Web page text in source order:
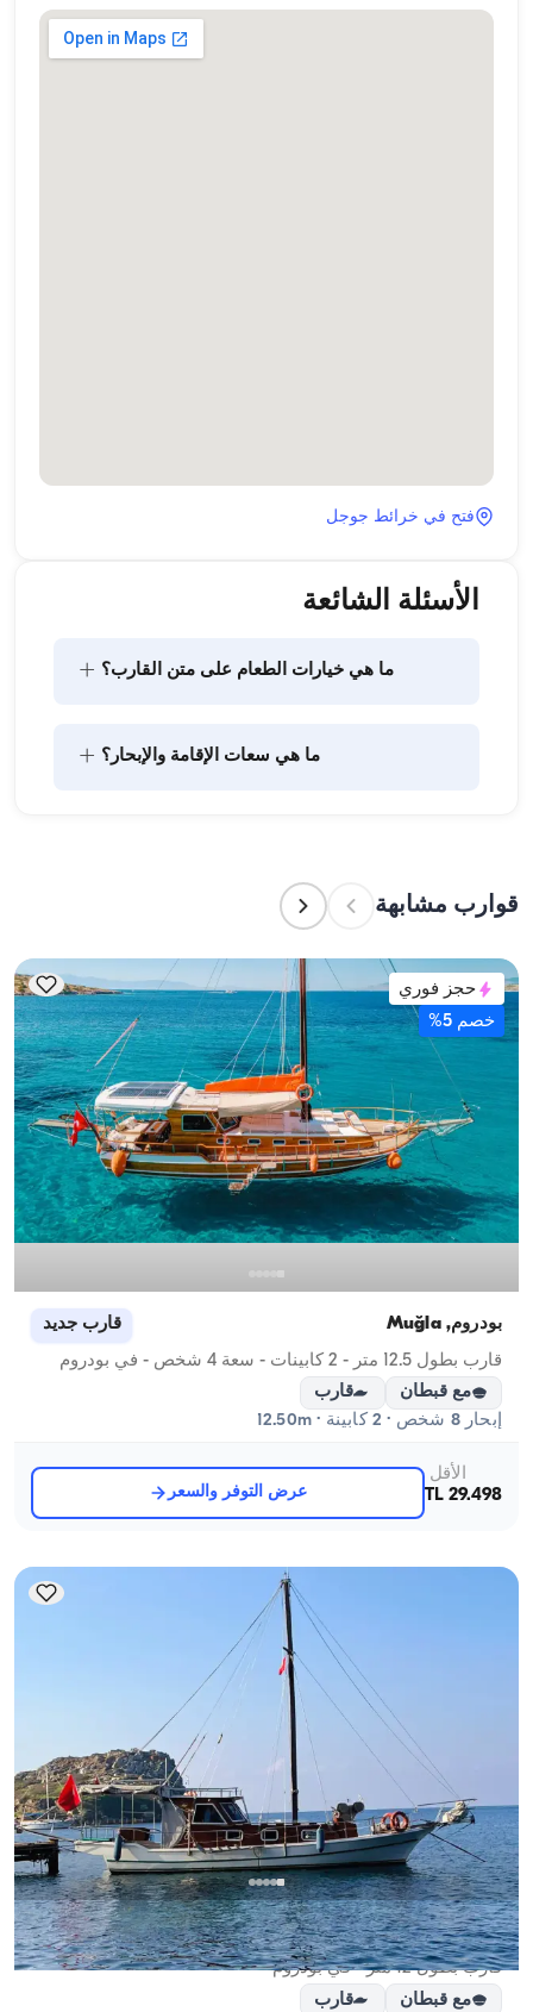
فتح في خرائط جوجل
الأسئلة الشائعة
ما هي خيارات الطعام على متن القارب؟ +
ما هي سعات الإقامة والإبحار؟ +
للإيجارات اليومية، فتنطبق سعة الإبحار.
قوارب مشابهة
حجز فوري
خصم 5%
بودروم, Muğla قارب جديد
قارب بطول 12.5 متر - 2 كابينات - سعة 4 شخص - في بودروم
مع قبطان
قارب
إبحار 8 شخص · 2 كابينة · 12.50m
الأقل
29.498 TL
عرض التوفر والسعر
بودروم, Muğla قارب جديد
قارب بطول 12 متر - في بودروم
مع قبطان
قارب